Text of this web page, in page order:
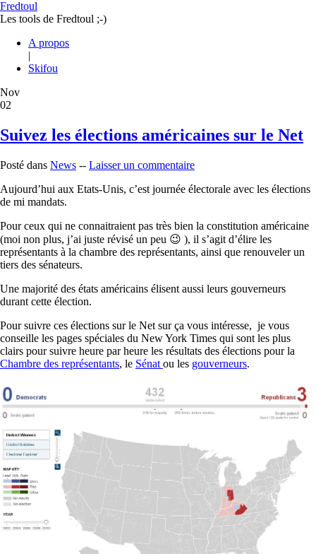
Fredtoul
Les tools de Fredtoul ;-)
A propos
|
Skifou
Nov
02
Suivez les élections américaines sur le Net
Posté dans News -- Laisser un commentaire
Aujourd’hui aux Etats-Unis, c’est journée électorale avec les élections
de mi mandats.
Pour ceux qui ne connaitraient pas très bien la constitution américaine
(moi non plus, j’ai juste révisé un peu 😉 ), il s’agit d’élire les
représentants à la chambre des représentants, ainsi que renouveler un
tiers des sénateurs.
Une majorité des états américains élisent aussi leurs gouverneurs
durant cette élection.
Pour suivre ces élections sur le Net sur ça vous intéresse, je vous
conseille les pages spéciales du New York Times qui sont les plus
clairs pour suivre heure par heure les résultats des élections pour la
Chambre des représentants, le Sénat ou les gouverneurs.